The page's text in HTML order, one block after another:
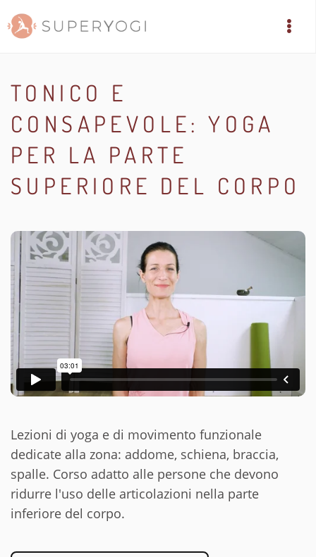
TONICO E
CONSAPEVOLE: YOGA
PER LA PARTE
SUPERIORE DEL CORPO
Lezioni di yoga e di movimento funzionale
dedicate alla zona: addome, schiena, braccia,
spalle. Corso adatto alle persone che devono
ridurre l'uso delle articolazioni nella parte
inferiore del corpo.